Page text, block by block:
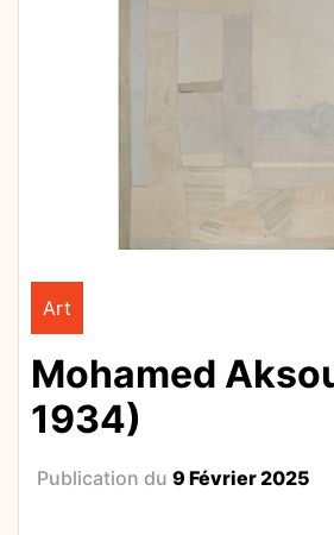
Art
Mohamed
1934)
Publication du 9 Février 2025